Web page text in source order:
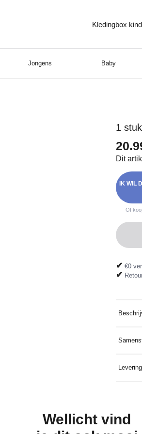
Kledingbox kind
Jongens Baby
1
Dit
IK WIL
Of
✔ €0
✔
en
Wellicht vind